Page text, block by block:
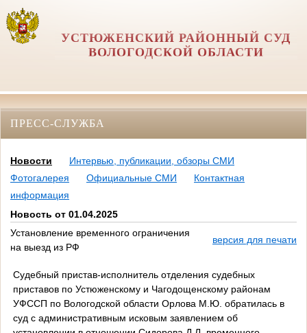
УСТЮЖЕНСКИЙ РАЙОННЫЙ СУД
ВОЛОГОДСКОЙ ОБЛАСТИ
ПРЕСС-СЛУЖБА
Новости
Интервью, публикации, обзоры СМИ
Фотогалерея
Официальные СМИ
Контактная
информация
Новость от 01.04.2025
Установление временного ограничения
на выезд из РФ
версия для печати
Судебный пристав-исполнитель отделения судебных
приставов по Устюженскому и Чагодощенскому районам
УФССП по Вологодской области Орлова М.Ю. обратилась в
суд с административным исковым заявлением об